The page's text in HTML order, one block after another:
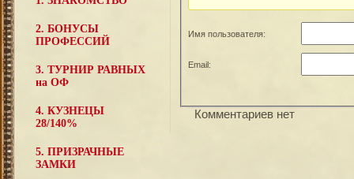
2. БОНУСЫ
ПРОФЕССИЙ
3. ТУРНИР РАВНЫХ
на ОФ
4. КУЗНЕЦЫ
28/140%
5. ПРИЗРАЧНЫЕ
ЗАМКИ
Имя пользователя:
Email:
Комментариев нет